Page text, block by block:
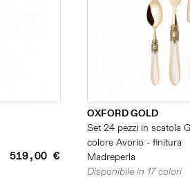
519,00 €
OXFORD GOLD
Set 24 pezzi in scatola
colore Avorio - finitura
Madreperla
Disponibile in 17 colori